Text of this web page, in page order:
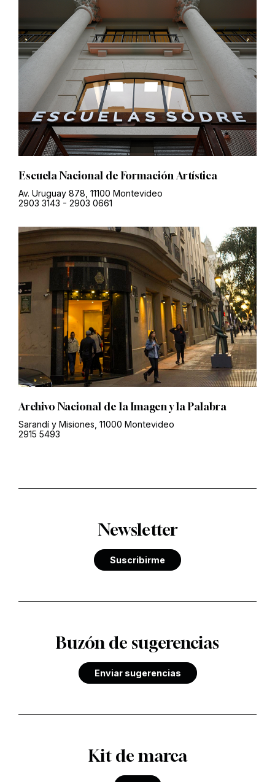
Escuela Nacional de Formación Artística
Av. Uruguay 878, 11100 Montevideo
2903 3143 - 2903 0661
Archivo Nacional de la Imagen y la Palabra
Sarandí y Misiones, 11000 Montevideo
2915 5493
Newsletter
Suscribirme
Buzón de sugerencias
Enviar sugerencias
Kit de marca